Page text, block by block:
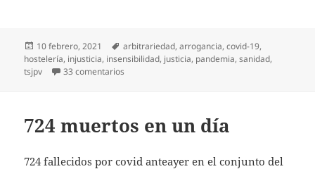
Publicado
el
10 febrero, 2021 Etiquetas
arbitrariedad,arrogancia,covid-19,
hostelería, injusticia, insensibilidad, justicia, pandemia,sanidad,
tsjpv
33 comentarios
724 muertos en un día
724 fallecidos por covid anteayer en el conjunto del